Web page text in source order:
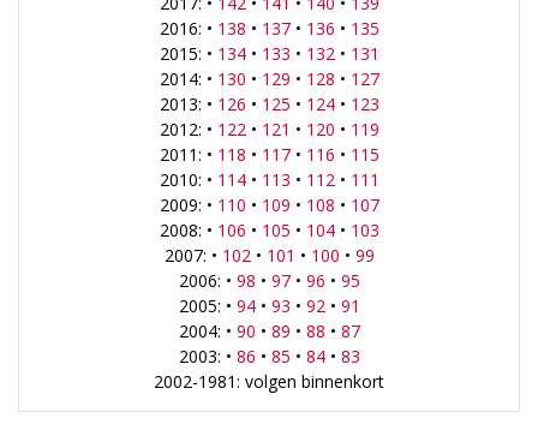
2016: • 138 • 137• 136 • 135
2015: • 134• 133 • 132 • 131
2014: • 130 • 129 • 128 • 127
2013: • 126 • 125 • 124• 123
2012: • 122 • 121 • 120 • 119
2011: • 118 • 117• 116 • 115
2010: • 114• 113 • 112 • 111
2009: • 110 • 109 • 108 • 107
2008: • 106 • 105 • 104• 103
2007: • 102 • 101 • 100 • 99
2006: • 98 • 97• 96 • 95
2005: • 94• 93 • 92 • 91
2004: • 90 • 89 • 88 • 87
2003: • 86 • 85 • 84• 83
2002-1981: volgen binnenkort